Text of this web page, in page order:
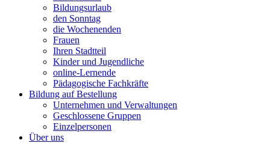
Bildungsurlaub
den Sonntag
die Wochenenden
Frauen
Ihren Stadtteil
Kinder und Jugendliche
online-Lernende
Pädagogische Fachkräfte
Bildung auf Bestellung
Unternehmen und Verwaltungen
Geschlossene Gruppen
Einzelpersonen
Über uns